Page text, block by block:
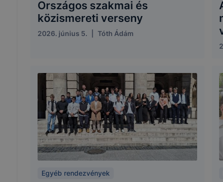
Országos szakmai és
közismereti verseny
2026. június 5. Tóth Ádám
Egyéb rendezvények